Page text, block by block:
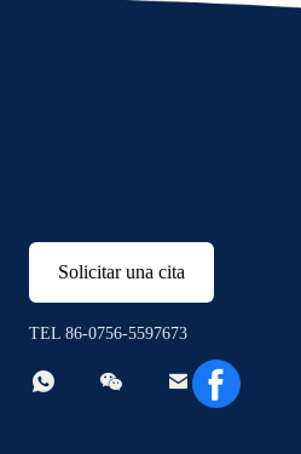
Solicitar una cita
TEL 86-0756-5597673
  